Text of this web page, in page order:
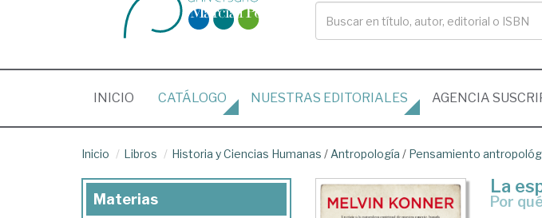
INICIO (CURRENT)
CATÁLOGO NUESTRAS EDITORIALES AGENCIA
Inicio Libros Historia y Ciencias Humanas / Antropología / Pensamiento
La
Por
Materias